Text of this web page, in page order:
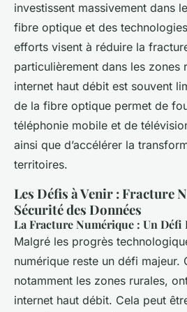
investissent massivement dans
fibre optique et des
efforts visent à réduire la
particulièrement dans les zones
internet haut débit est souvent
de la fibre optique permet de
téléphonie mobile et de
ainsi que d’accélérer la
territoires.
Les Défis à Venir : Fracture
Sécurité des Données
La Fracture Numérique : Un Défi
Malgré les progrès
numérique reste un défi majeur.
notamment les zones rurales,
internet haut débit. Cela peut